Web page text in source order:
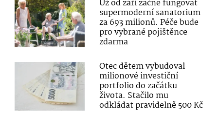
Už od září začne fungovat
supermoderní sanatorium
za 693 milionů. Péče bude
pro vybrané pojištěnce
zdarma
Otec dětem vybudoval
milionové investiční
portfolio do začátku
života. Stačilo mu
odkládat pravidelně 500 Kč